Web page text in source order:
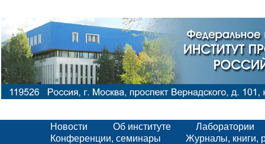
Новости Об институте
Лаборатории
Конференции, семинары
Журналы, книги,